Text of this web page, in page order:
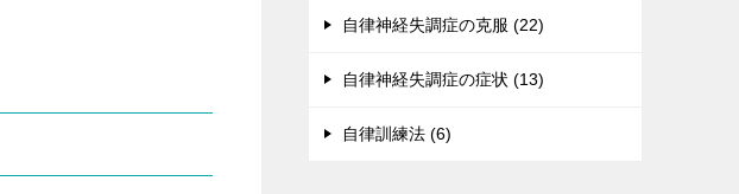
自律神経失調症の克服 (22)
自律神経失調症の症状 (13)
自律訓練法 (6)